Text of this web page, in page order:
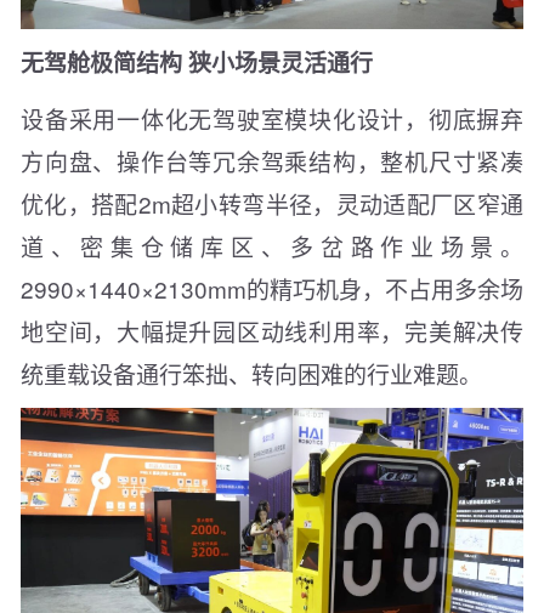
无驾舱极简结构 狭小场景灵活通行
设备采用一体化无驾驶室模块化设计，彻底摒弃
方向盘、操作台等冗余驾乘结构，整机尺寸紧凑
优化，搭配2m超小转弯半径，灵动适配厂区窄通
道、密集仓储库区、多岔路作业场景。
2990×1440×2130mm的精巧机身，不占用多余场
地空间，大幅提升园区动线利用率，完美解决传
统重载设备通行笨拙、转向困难的行业难题。